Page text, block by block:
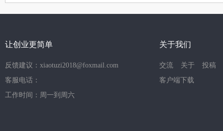
让创业更简单
反馈建议：xiaotuzi2018@foxmail.com
客服电话：
工作时间：周一到周六
关于我们
交流 关于
投稿
客户端下载